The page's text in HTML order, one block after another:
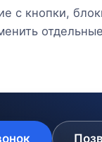
с кнопки,
отдельные